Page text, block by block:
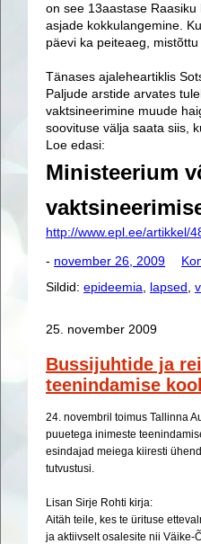
on see 13aastase
asjade kokkulangemine.
päevi ka peiteaeg,
Tänases ajaleheartiklis
Paljude arstide arvates
vaktsineerimine muude
soovituse välja saata siis,
Loe edasi:
Ministeerium
http://www.epl.ee/artikkel/
- november 26, 2009
Sildid: epideemia lapsed
25. november 2009
Bussijuhtide ja
teenindamise
24. novembril toimus Tallinna
puuetega inimeste
esindajad meiega kiiresti
tutvustusi.
Lisan Sirje Rohti kirja:
Aitäh teile, kes te ürituse
ja aktiivselt osalesite nii Väike-